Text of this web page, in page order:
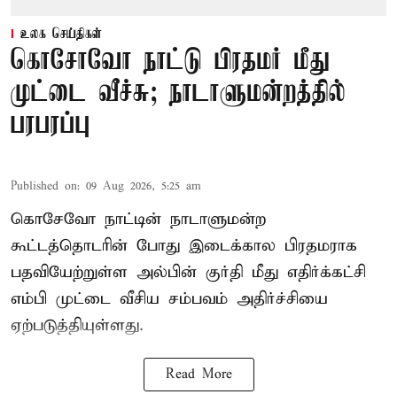
உலக செய்திகள்
கொசோவோ நாட்டு பிரதமர் மீது
முட்டை வீச்சு; நாடாளுமன்றத்தில்
பரபரப்பு
Published on: 09 Aug 2026, 5:25 am
கொசேவோ நாட்டின் நாடாளுமன்ற
கூட்டத்தொடரின் போது இடைக்கால பிரதமராக
பதவியேற்றுள்ள அல்பின் குர்தி மீது எதிர்க்கட்சி
எம்பி முட்டை வீசிய சம்பவம் அதிர்ச்சியை
ஏற்படுத்தியுள்ளது.
Read More